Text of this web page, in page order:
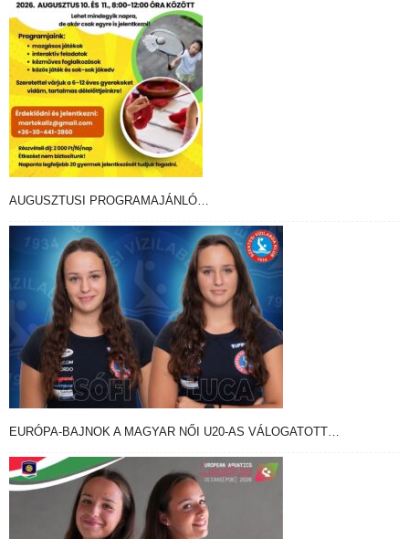
AUGUSZTUSI PROGRAMAJÁNLÓ…
EURÓPA-BAJNOK A MAGYAR NŐI U20-AS VÁLOGATOTT…